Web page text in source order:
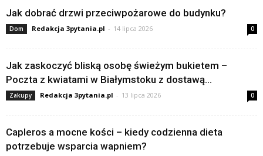
Jak dobrać drzwi przeciwpożarowe do budynku?
Dom Redakcja 3pytania.pl - 14 lipca 2026 0
Jak zaskoczyć bliską osobę świeżym bukietem –
Poczta z kwiatami w Białymstoku z dostawą...
Zakupy Redakcja 3pytania.pl - 13 lipca 2026 0
Capleros a mocne kości – kiedy codzienna dieta
potrzebuje wsparcia wapniem?